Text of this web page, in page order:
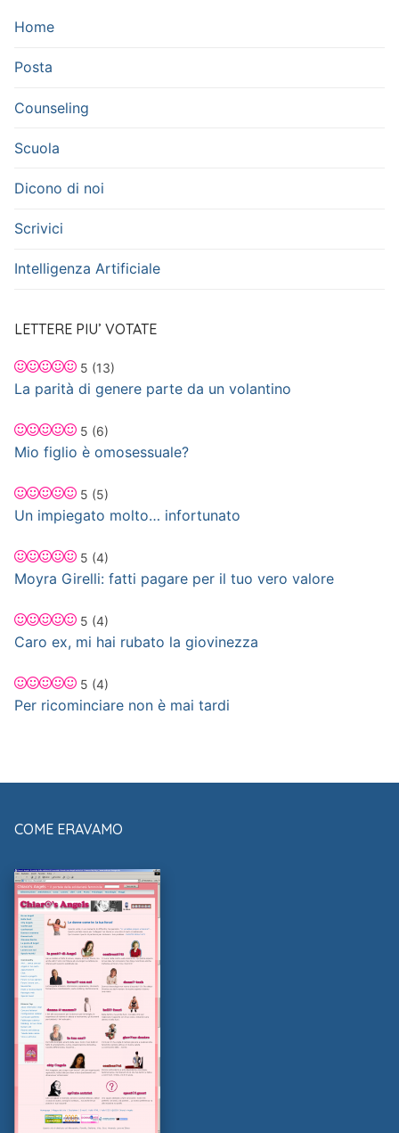
Home
Posta
Counseling
Scuola
Dicono di noi
Scrivici
Intelligenza Artificiale
LETTERE PIU’ VOTATE
5 (13)
La parità di genere parte da un volantino
5 (6)
Mio figlio è omosessuale?
5 (5)
Un impiegato molto… infortunato
5 (4)
Moyra Girelli: fatti pagare per il tuo vero valore
5 (4)
Caro ex, mi hai rubato la giovinezza
5 (4)
Per ricominciare non è mai tardi
COME ERAVAMO